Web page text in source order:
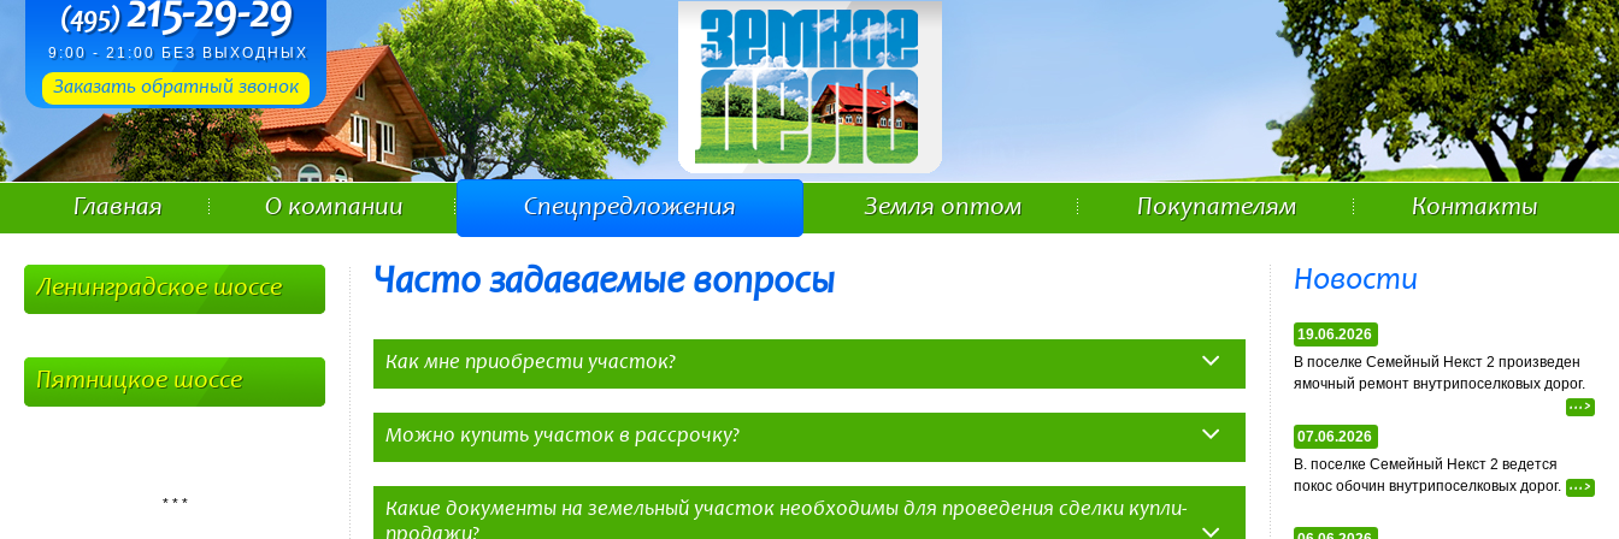
(495)215-29-29
9:00 - 21:00 БЕЗ ВЫХОДНЫХ
Заказать обратный звонок
Главная О компании Спецпредложения Земля оптом Покупателям Контакты
Часто задаваемые вопросы
Как мне приобрести участок?
Менеджер организует просмотр участка в удобное для Вас время.
После просмотра менеджер забронирует понравившийся Вам участок.
Мы сами подадим документы на регистрацию участка -от Вас потребуется только оформить Доверенность на
нашего сотрудника.
Можно купить участок в рассрочку?
Участок можно приобрести в рассрочку до двух лет.
Какие документы на земельный участок необходимы для проведения сделки купли-
Ленинградское шоссе
Пятницкое шоссе
* * *
Новости
19.06.2026
В поселке Семейный Некст 2 произведен
ямочный ремонт внутрипоселковых дорог.
...>
07.06.2026
В. поселке Семейный Некст 2 ведется
покос обочин внутрипоселковых дорог.
...>